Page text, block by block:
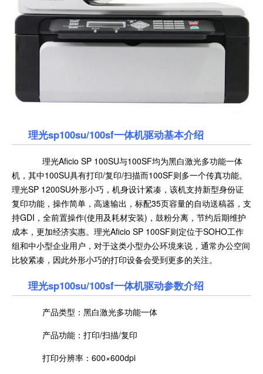
理光sp100su/100sf一体机驱动基本介绍
理光Aficio SP 100SU与100SF均为黑白激光多功能一体
机，其中100SU具有打印/复印/扫描而100SF则多一个传真功能。
理光SP 1200SU外形小巧，机身设计紧凑，该机支持新型身份证
复印功能，操作简单，高速输出，标配35页容量的自动送稿器，支
持GDI，全前置操作(使用及耗材安装)，鼓粉分离，节约后期维护
成本，更加经济实惠。理光Aficio SP 100SF则定位于SOHO工作
组和中小型企业用户，对于这类小型办公环境来说，通常办公空间
比较紧凑，因此外形小巧的打印设备会受到更多的关注。
理光sp100su/100sf一体机驱动参数介绍
产品类型：黑白激光多功能一体
产品功能：打印/扫描/复印
打印分辨率：600×600dpi